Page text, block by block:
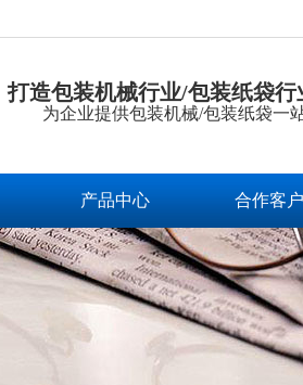
打造包装机械行业/包装纸袋行
为企业提供包装机械/包装纸袋一
产品中心 合作客户